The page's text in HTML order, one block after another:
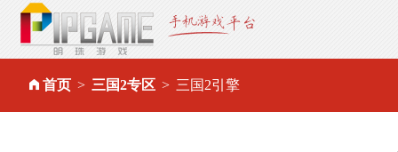
首页 三国2专区 三国2引擎